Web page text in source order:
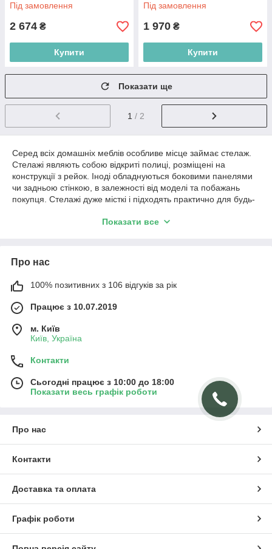
Під замовлення
2 674 ₴
Купити
Під замовлення
1 970 ₴
Купити
Показати ще
1 / 2
Серед всіх домашніх меблів особливе місце займає стелаж.
Стелажі являють собою відкриті полиці, розміщені на
конструкції з рейок. Іноді обладнуються боковими панелями
чи задньою стінкою, в залежності від моделі та побажань
покупця. Стелажі дуже місткі і підходять практично для будь-
стати родзинкою в стильному і модному інтер'єрі.
закриті з трьох сторін;
закриті боковинами;
підлогові;
настінні;
одинарні.
Стелаж, який ви вирішите купити для свого будинку у нас на
дерево;
пластик;
скло.
Показати все
Про нас
100% позитивних з 106 відгуків за рік
Працює з 10.07.2019
м. Київ
Київ, Україна
Контакти
Сьогодні працює з 10:00 до 18:00
Показати весь графік роботи
Про нас
Контакти
Доставка та оплата
Графік роботи